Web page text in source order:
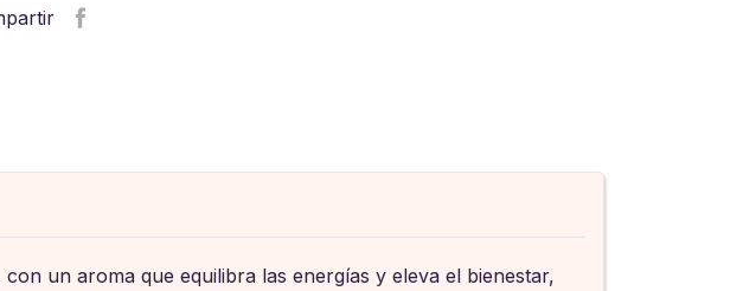
un aroma que equilibra las energías y eleva el bienestar,